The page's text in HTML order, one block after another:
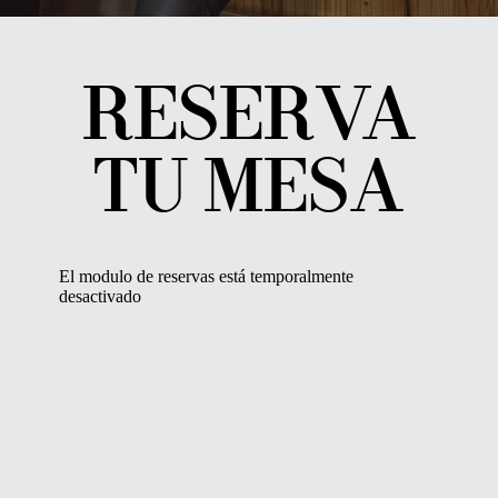
RESERVA
TU MESA